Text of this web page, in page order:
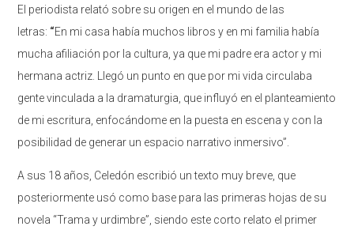
El periodista relató sobre su origen en el mundo de las
letras: “En mi casa había muchos libros y en mi familia había
mucha afiliación por la cultura, ya que mi padre era actor y mi
hermana actriz. Llegó un punto en que por mi vida circulaba
gente vinculada a la dramaturgia, que influyó en el planteamiento
de mi escritura, enfocándome en la puesta en escena y con la
posibilidad de generar un espacio narrativo inmersivo”.
A sus 18 años, Celedón escribió un texto muy breve, que
posteriormente usó como base para las primeras hojas de su
novela “Trama y urdimbre”, siendo este corto relato el primer